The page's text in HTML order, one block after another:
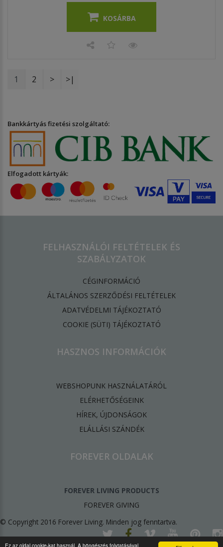
Ez az oldal cookie-kat használ. A böngészés folytatásával
KOSÁRBA
1 2 > >|
Bankkártyás fizetési szolgáltató:
Elfogadott kártyák:
FELHASZNÁLÓI FELTÉTELEK ÉS
SZABÁLYZATOK
CÉGINFORMÁCIÓ
ÁLTALÁNOS SZERZŐDÉSI FELTÉTELEK
ADATVÉDELMI TÁJÉKOZTATÓ
​COOKIE (SÜTI) TÁJÉKOZTATÓ
HASZNOS INFORMÁCIÓK
WEBSHOPUNK HASZNÁLATÁRÓL
ELÉRHETŐSÉGEINK
HÍREK, ÚJDONSÁGOK
ELÁLLÁSI SZÁNDÉK
FOREVER OLDALAK
FOREVER LIVING PRODUCTS
FOREVER GIVING
© Copyright 2016 Forever Living. Minden jog fenntartva.